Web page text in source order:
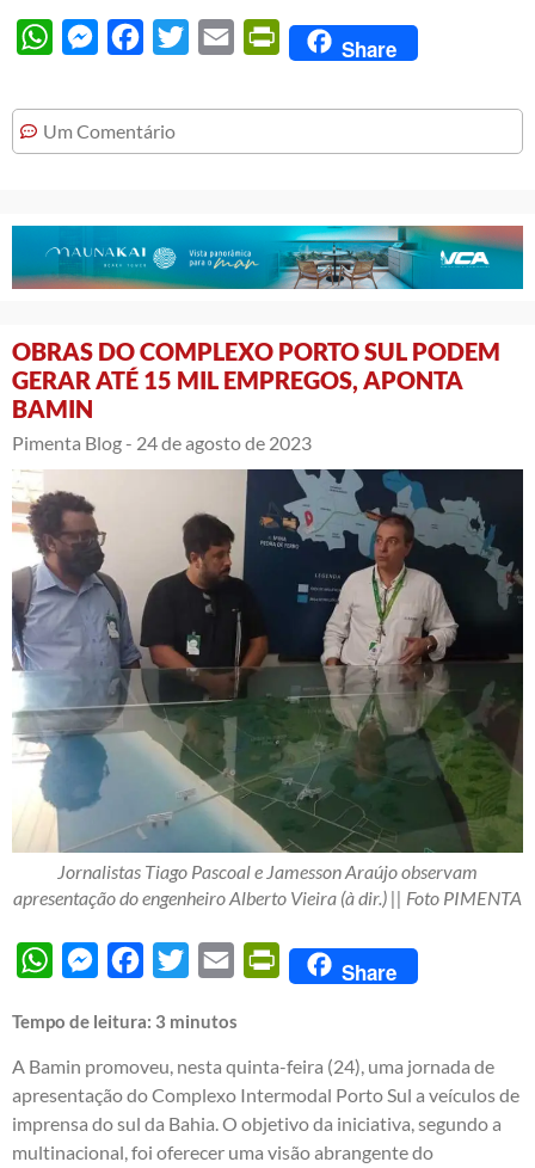
WhatsAppMessengerFacebook
Twitter Email PrintFriendly
Share
Um Comentário
OBRAS DO COMPLEXO PORTO SUL PODEM
GERAR ATÉ 15 MIL EMPREGOS, APONTA
BAMIN
Pimenta Blog - 24 de agosto de 2023
Jornalistas Tiago Pascoal e Jamesson Araújo observam
apresentação do engenheiro Alberto Vieira (à dir.) || Foto PIMENTA
WhatsAppMessengerFacebook
Twitter Email PrintFriendly
Share
Tempo de leitura: 3 minutos
A Bamin promoveu, nesta quinta-feira (24), uma jornada de
apresentação do Complexo Intermodal Porto Sul a veículos de
imprensa do sul da Bahia. O objetivo da iniciativa, segundo a
multinacional, foi oferecer uma visão abrangente do